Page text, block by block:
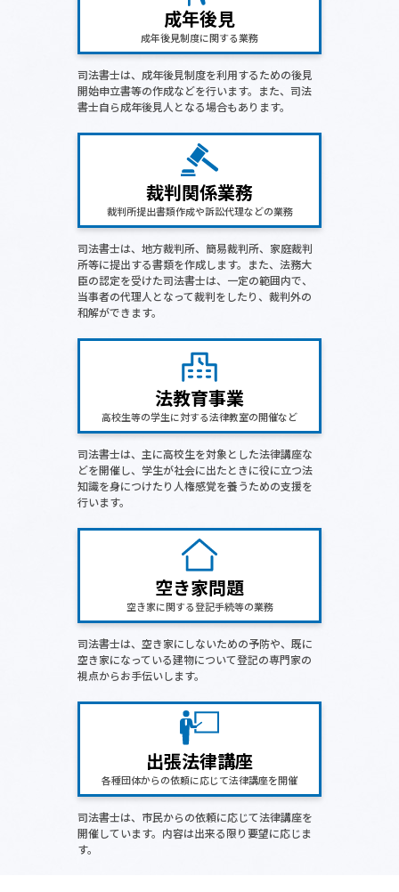
成年後見
成年後見制度に関する業務
司法書士は、成年後見制度を利用するための後見
開始申立書等の作成などを行います。また、司法
書士自ら成年後見人となる場合もあります。
裁判関係業務
裁判所提出書類作成や訴訟代理などの業務
司法書士は、地方裁判所、簡易裁判所、家庭裁判
所等に提出する書類を作成します。また、法務大
臣の認定を受けた司法書士は、一定の範囲内で、
当事者の代理人となって裁判をしたり、裁判外の
和解ができます。
法教育事業
高校生等の学生に対する法律教室の開催など
司法書士は、主に高校生を対象とした法律講座な
どを開催し、学生が社会に出たときに役に立つ法
知識を身につけたり人権感覚を養うための支援を
行います。
空き家問題
空き家に関する登記手続等の業務
司法書士は、空き家にしないための予防や、既に
空き家になっている建物について登記の専門家の
視点からお手伝いします。
出張法律講座
各種団体からの依頼に応じて法律講座を開催
司法書士は、市民からの依頼に応じて法律講座を
開催しています。内容は出来る限り要望に応じま
す。